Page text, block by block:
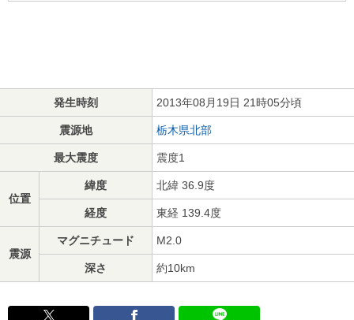
発生時刻 2013年08月19日 21時05分頃
震源地 栃木県北部
最大震度 震度1
位置
緯度 北緯 36.9度
経度 東経 139.4度
震源
マグニチュード M2.0
深さ 約10km